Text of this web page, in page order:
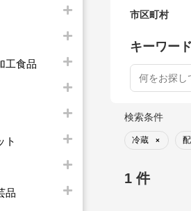
工食品
ト
品
市区町村
キーワード
検索条件
冷蔵 ×
1 件